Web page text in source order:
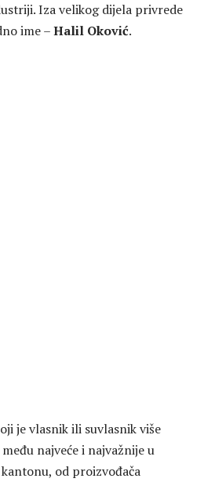
Iza velikog dijela privrede
ime –Halil Oković.
je vlasnik ili suvlasnik više
najveće i najvažnije u
od proizvođača